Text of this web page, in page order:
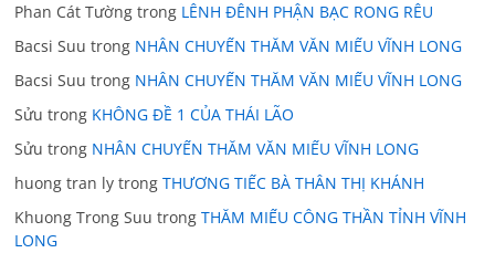
Phan Cát Tường trong LÊNH ĐÊNH PHẬN BẠC RONG RÊU
Bacsi Suu trong NHÂN CHUYẾN THĂM VĂN MIẾU VĨNH LONG
Bacsi Suu trong NHÂN CHUYẾN THĂM VĂN MIẾU VĨNH LONG
Sửu trong KHÔNG ĐỀ 1 CỦA THÁI LÃO
Sửu trong NHÂN CHUYẾN THĂM VĂN MIẾU VĨNH LONG
huong tran ly trongTHƯƠNG TIẾC BÀ THÂN THỊ KHÁNH
Khuong Trong Suu trongTHĂM MIẾU CÔNG THẦN TỈNH VĨNH
LONG